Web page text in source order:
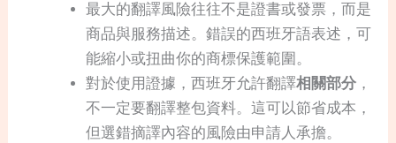
最大的翻譯風險往往不是證書或發票，而是
商品與服務描述。錯誤的西班牙語表述，可
能縮小或扭曲你的商標保護範圍。
對於使用證據，西班牙允許翻譯相關部分 ，
不一定要翻譯整包資料。這可以節省成本，
但選錯摘譯內容的風險由申請人承擔。